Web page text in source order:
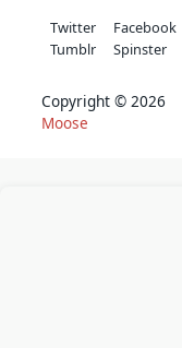
Twitter Facebook
Tumblr
Spinster
Copyright © 2026
Moose